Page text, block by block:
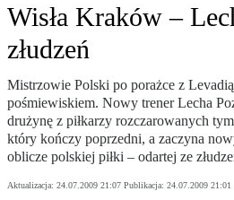
Wisła Kraków –
złudzeń
Mistrzowie Polski po porażce z
pośmiewiskiem. Nowy trener Lecha
drużynę z piłkarzy rozczarowanych
który kończy poprzedni, a zaczyna
oblicze polskiej piłki – odartej ze
Aktualizacja: 24.07.2009 21:07 Publikacja: 24.07.2009 21:01